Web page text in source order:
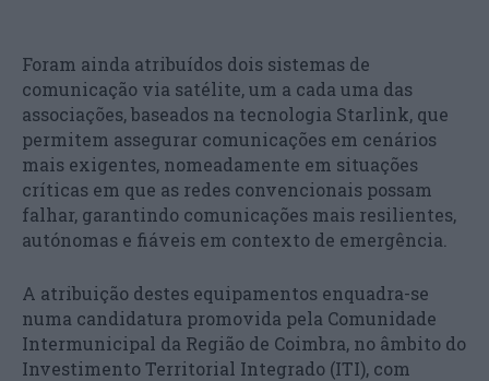
Foram ainda atribuídos dois sistemas de
comunicação via satélite, um a cada uma das
associações, baseados na tecnologia Starlink, que
permitem assegurar comunicações em cenários
mais exigentes, nomeadamente em situações
críticas em que as redes convencionais possam
falhar, garantindo comunicações mais resilientes,
autónomas e fiáveis em contexto de emergência.
A atribuição destes equipamentos enquadra-se
numa candidatura promovida pela Comunidade
Intermunicipal da Região de Coimbra, no âmbito do
Investimento Territorial Integrado (ITI), com